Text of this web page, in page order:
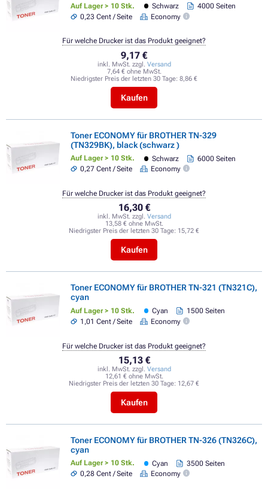
Auf Lager > 10 Stk. Schwarz
4000 Seiten
0,23 Cent / Seite
Economy
9,17 €
inkl. MwSt. zzgl. Versand
7,64 € ohne MwSt.
Niedrigster Preis der letzten 30 Tage: 8,86 €
Kaufen
Für welche Drucker ist das Produkt geeignet?
Toner ECONOMY für BROTHER TN-329
(TN329BK), black (schwarz )
Auf Lager > 10 Stk. Schwarz
6000 Seiten
0,27 Cent / Seite
Economy
16,30 €
inkl. MwSt. zzgl. Versand
13,58 € ohne MwSt.
Niedrigster Preis der letzten 30 Tage: 15,72 €
Kaufen
Für welche Drucker ist das Produkt geeignet?
Toner ECONOMY für BROTHER TN-321 (TN321C),
cyan
Auf Lager > 10 Stk. Cyan
1500 Seiten
1,01 Cent / Seite
Economy
15,13 €
inkl. MwSt. zzgl. Versand
12,61 € ohne MwSt.
Niedrigster Preis der letzten 30 Tage: 12,67 €
Kaufen
Für welche Drucker ist das Produkt geeignet?
Toner ECONOMY für BROTHER TN-326 (TN326C),
cyan
Auf Lager > 10 Stk. Cyan
3500 Seiten
0,28 Cent / Seite
Economy